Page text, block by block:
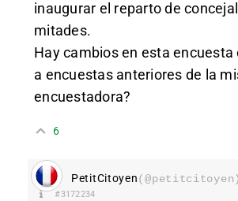
inaugurar el reparto de
mitades.
Hay cambios en esta encuesta
a encuestas anteriores de la
encuestadora?
6
PetitCitoyen(@petitcitoyen)
#3172234